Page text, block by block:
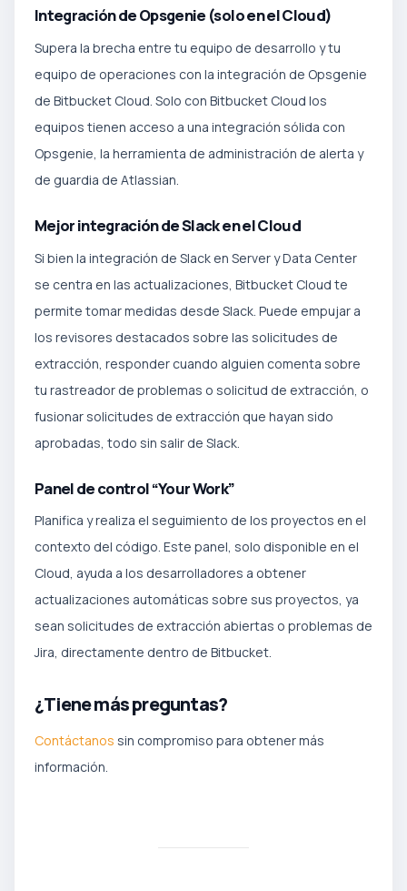
Integración de Opsgenie (solo en el Cloud)
Supera la brecha entre tu equipo de desarrollo y tu
equipo de operaciones con la integración de Opsgenie
de Bitbucket Cloud. Solo con Bitbucket Cloud los
equipos tienen acceso a una integración sólida con
Opsgenie, la herramienta de administración de alerta y
de guardia de Atlassian.
Mejor integración de Slack en el Cloud
Si bien la integración de Slack en Server y Data Center
se centra en las actualizaciones, Bitbucket Cloud te
permite tomar medidas desde Slack. Puede empujar a
los revisores destacados sobre las solicitudes de
extracción, responder cuando alguien comenta sobre
tu rastreador de problemas o solicitud de extracción, o
fusionar solicitudes de extracción que hayan sido
aprobadas, todo sin salir de Slack.
Panel de control “Your Work”
Planifica y realiza el seguimiento de los proyectos en el
contexto del código. Este panel, solo disponible en el
Cloud, ayuda a los desarrolladores a obtener
actualizaciones automáticas sobre sus proyectos, ya
sean solicitudes de extracción abiertas o problemas de
Jira, directamente dentro de Bitbucket.
¿Tiene más preguntas?
Contáctanos sin compromiso para obtener más
información.